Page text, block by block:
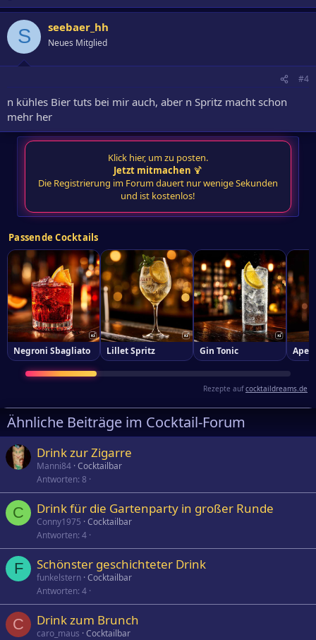
S seebaer_hh
Neues Mitglied
#4
n kühles Bier tuts bei mir auch, aber n Spritz macht schon
mehr her
Klick hier, um zu posten.
Jetzt mitmachen 🍹
Die Registrierung im Forum dauert nur wenige Sekunden
und ist kostenlos!
Passende Cocktails
Negroni Sbagliato Lillet Spritz Gin Tonic
Rezepte aufcocktaildreams.de
Ähnliche Beiträge im Cocktail-Forum
Drink zur Zigarre
Manni84 Cocktailbar
Antworten 8
C Drink für die Gartenparty in großer Runde
Conny1975 Cocktailbar
Antworten 4
F Schönster geschichteter Drink
funkelstern Cocktailbar
Antworten 4
C Drink zum Brunch
caro_maus Cocktailbar